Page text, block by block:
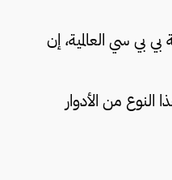
إذاعة بي بي سي العالمية، إن
من الأدوار